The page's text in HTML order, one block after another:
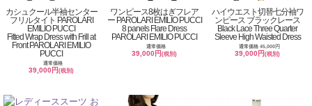
カシュクール半袖センター
フリルタイト PAROLARI
EMILIO PUCCI
Fitted Wrap Dress with Frill at
Front PAROLARI EMILIO
PUCCI
通常価格
39,000円(税別)
ワンピース8枚はぎフレア
ー PAROLARI EMILIO PUCCI
8 panels Flare Dress
PAROLARI EMILIO PUCCI
通常価格
39,000円(税別)
ハイウエスト切替七分袖ワ
ンピース ブラックレース
Black Lace Three Quarter
Sleeve High Waisted Dress
通常価格 45,000円
39,000円(税別)